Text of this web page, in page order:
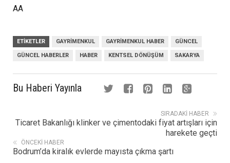
AA
ETIKETLER GAYRIMENKUL GAYRIMENKUL HABER GÜNCEL
GÜNCEL HABERLER HABER KENTSEL DÖNÜŞÜM SAKARYA
Bu Haberi Yayınla
SIRADAKI HABER
Ticaret Bakanlığı klinker ve çimentodaki fiyat artışları için
harekete geçti
ÖNCEKI HABER
Bodrum’da kiralık evlerde mayısta çıkma şartı